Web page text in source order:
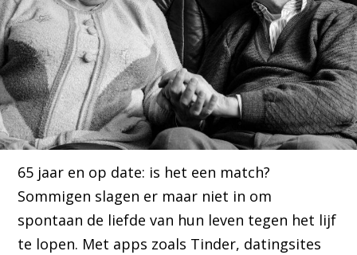
65 jaar en op date: is het een match?
Sommigen slagen er maar niet in om
spontaan de liefde van hun leven tegen het lijf
te lopen. Met apps zoals Tinder, datingsites